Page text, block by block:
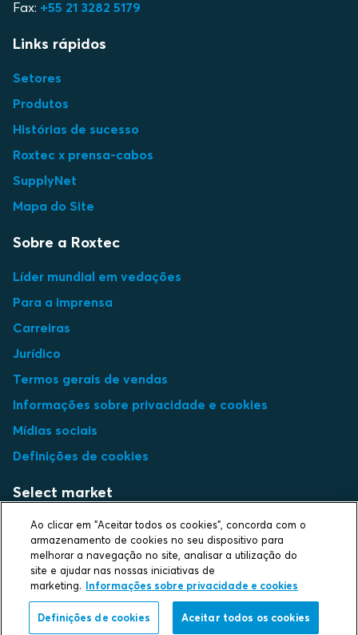
Fax: +55 21 3282 5179
Links rápidos
Setores
Produtos
Histórias de sucesso
Roxtec x prensa-cabos
SupplyNet
Mapa do Site
Sobre a Roxtec
Líder mundial em vedações
Para a imprensa
Carreiras
Jurídico
Termos gerais de vendas
Informações sobre privacidade e cookies
Mídias sociais
Definições de cookies
Select market
Choose local site
Protecting life and assets
Ao clicar em "Aceitar todos os cookies", concorda com o
armazenamento de cookies no seu dispositivo para
melhorar a navegação no site, analisar a utilização do
site e ajudar nas nossas iniciativas de
marketing. Informações sobre privacidade e cookies
Definições de cookies Aceitar todos os cookies